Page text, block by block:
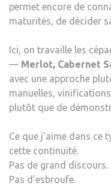
permet encore de
maturités, de décider
Ici, on travaille les
— Merlot, Cabernet
avec une approche
manuelles,
plutôt que de
Ce que j’aime dans ce
cette continuité.
Pas de grand discours.
Pas d’esbroufe.